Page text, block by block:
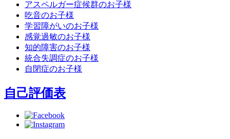
アスペルガー症候群のお子様
吃音のお子様
学習障がいのお子様
感覚過敏のお子様
知的障害のお子様
統合失調症のお子様
自閉症のお子様
自己評価表